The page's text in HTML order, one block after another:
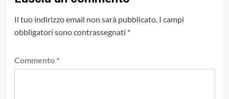
Il tuo indirizzo email non sarà pubblicato. I campi
obbligatori sono contrassegnati *
Commento *